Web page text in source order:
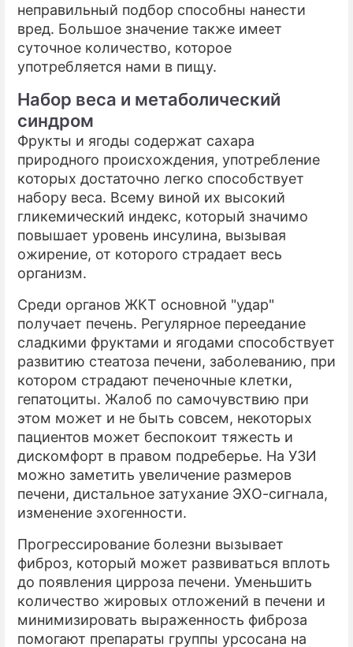
неправильный подбор способны нанести
вред. Большое значение также имеет
суточное количество, которое
употребляется нами в пищу.
Набор веса и метаболический
синдром
Фрукты и ягоды содержат сахара
природного происхождения, употребление
которых достаточно легко способствует
набору веса. Всему виной их высокий
гликемический индекс, который значимо
повышает уровень инсулина, вызывая
ожирение, от которого страдает весь
организм.
Среди органов ЖКТ основной "удар"
получает печень. Регулярное переедание
сладкими фруктами и ягодами способствует
развитию стеатоза печени, заболеванию, при
котором страдают печеночные клетки,
гепатоциты. Жалоб по самочувствию при
этом может и не быть совсем, некоторых
пациентов может беспокоит тяжесть и
дискомфорт в правом подреберье. На УЗИ
можно заметить увеличение размеров
печени, дистальное затухание ЭХО-сигнала,
изменение эхогенности.
Прогрессирование болезни вызывает
фиброз, который может развиваться вплоть
до появления цирроза печени. Уменьшить
количество жировых отложений в печени и
минимизировать выраженность фиброза
помогают препараты группы урсосана на